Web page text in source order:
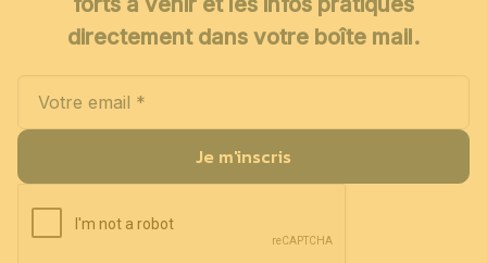
directement dans votre boîte mail.
Je m'inscris